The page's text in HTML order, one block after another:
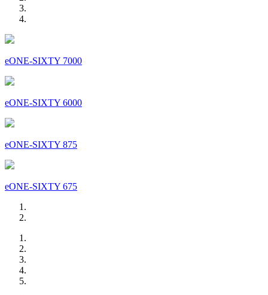
eONE-SIXTY 7000
eONE-SIXTY 6000
eONE-SIXTY 875
eONE-SIXTY 675